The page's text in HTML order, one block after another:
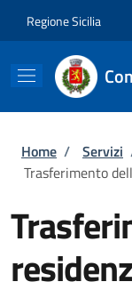
Regione Sicilia
Briciole
Home / Servizi
Trasferimento